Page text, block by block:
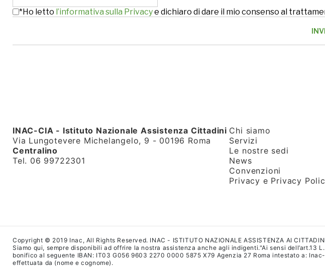
*Ho letto l’informativa sulla Privacye dichiaro di dare il mio consenso al
INAC-CIA - Istituto Nazionale Assistenza Cittadini
Via Lungotevere Michelangelo, 9 - 00196 Roma
Centralino
Tel. 06 99722301
Chi siamo
Servizi
Le nostre sedi
News
Convenzioni
Privacy e Privacy
Copyright © 2019 Inac, All Rights Reserved. INAC - ISTITUTO NAZIONALE ASSISTENZA AI
Siamo qui, sempre disponibili ad offrire la nostra assistenza anche agli indigenti."Ai sensi
bonifico al seguente IBAN: IT03 G056 9603 2270 0000 5875 X79 Agenzia 27 Roma intestato a:
effettuata da (nome e cognome).